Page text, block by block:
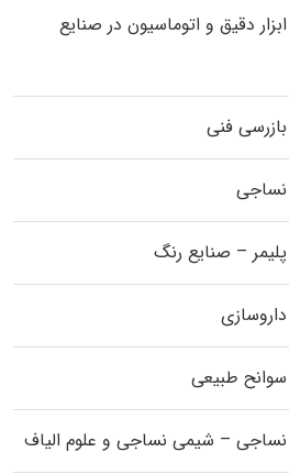
دقیق و اتوماسیون در صنایع
فنی
نساجی
– صنایع رنگ
طبیعی
– شیمی نساجی و علوم الیاف